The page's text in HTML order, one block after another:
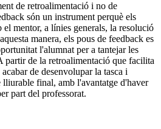
de retroalimentació i no de
són un instrument perquè els
mentor, a línies generals, la resolució
manera, els pous de feedback es
l'alumnat per a tantejar les
partir de la retroalimentació que facilita
de desenvolupar la tasca i
lliurable final, amb l'avantatge d'haver
part del professorat.